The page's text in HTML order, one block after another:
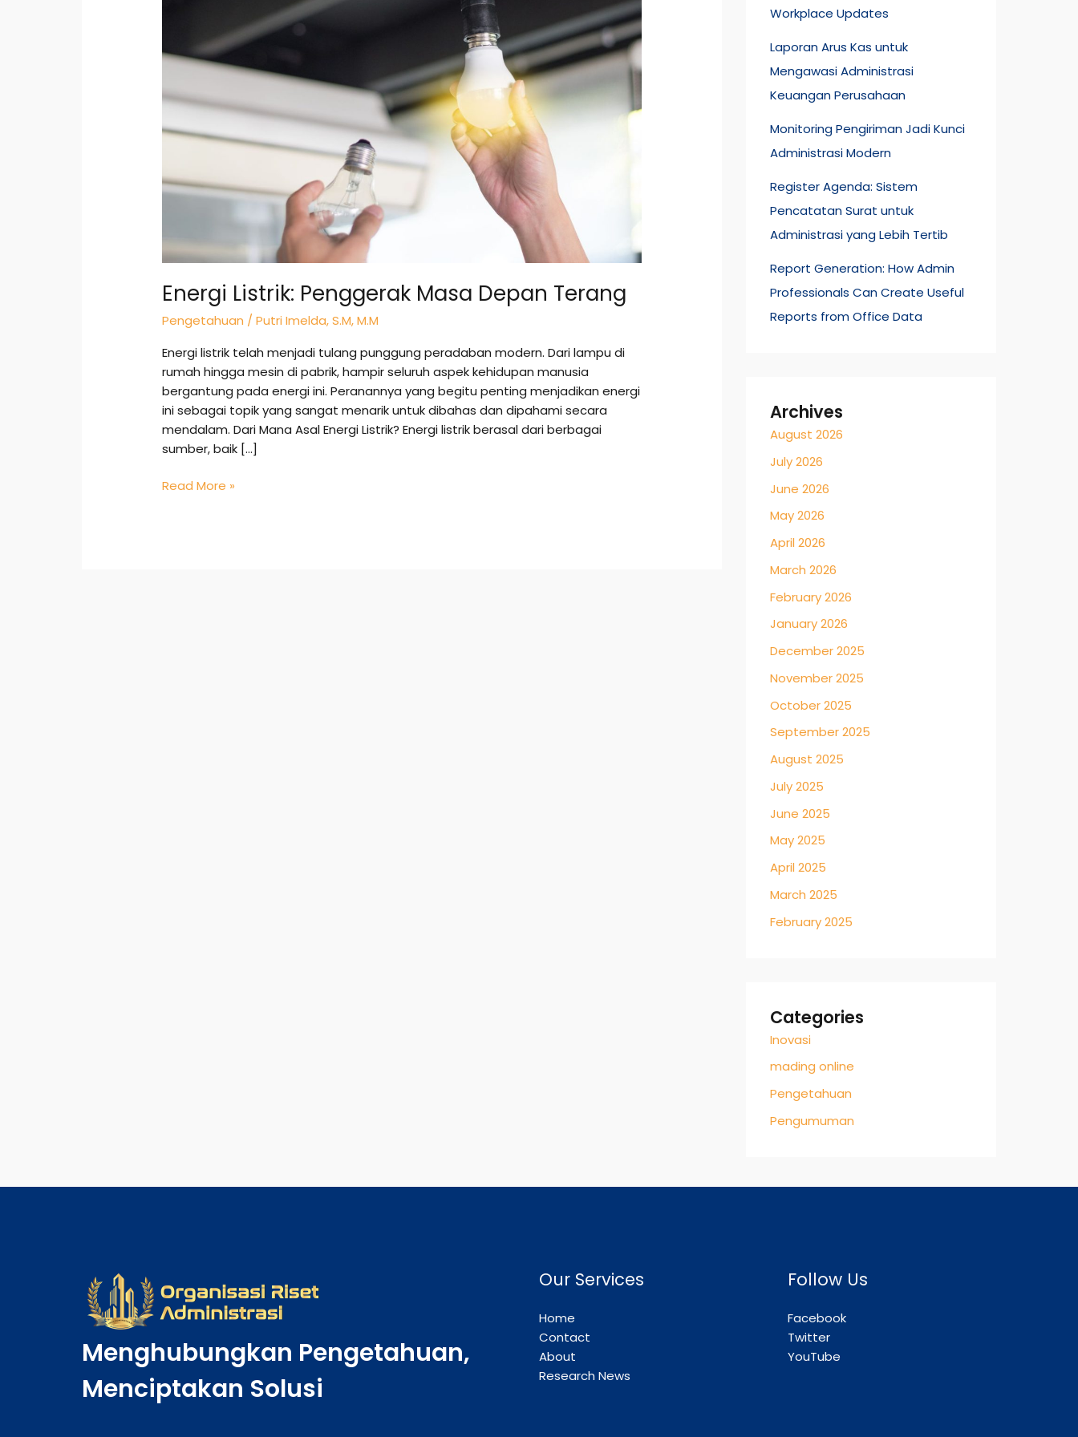
Energi Listrik: Penggerak Masa Depan Terang
Pengetahuan /Putri Imelda, S.M, M.M
Energi listrik telah menjadi tulang punggung peradaban modern. Dari lampu di
rumah hingga mesin di pabrik, hampir seluruh aspek kehidupan manusia
bergantung pada energi ini. Peranannya yang begitu penting menjadikan energi
ini sebagai topik yang sangat menarik untuk dibahas dan dipahami secara
mendalam. Dari Mana Asal Energi Listrik? Energi listrik berasal dari berbagai
sumber, baik […]
Terang
Read More »
Workplace Updates
Laporan Arus Kas untuk
Mengawasi Administrasi
Keuangan Perusahaan
Monitoring Pengiriman Jadi Kunci
Administrasi Modern
Register Agenda: Sistem
Pencatatan Surat untuk
Administrasi yang Lebih Tertib
Report Generation: How Admin
Professionals Can Create Useful
Reports from Office Data
Archives
August 2026
July 2026
June 2026
May 2026
April 2026
March 2026
February 2026
January 2026
December 2025
November 2025
October 2025
September 2025
August 2025
July 2025
June 2025
May 2025
April 2025
March 2025
February 2025
Categories
Inovasi
mading online
Pengetahuan
Pengumuman
Menghubungkan Pengetahuan,
Menciptakan Solusi
Our Services
Home
Contact
About
Research News
Follow Us
Facebook
Twitter
YouTube